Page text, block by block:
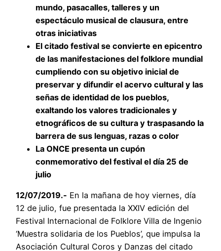
mundo, pasacalles, talleres y un
espectáculo musical de clausura, entre
otras iniciativas
El citado festival se convierte en epicentro
de las manifestaciones del folklore mundial
cumpliendo con su objetivo inicial de
preservar y difundir el acervo cultural y las
señas de identidad de los pueblos,
exaltando los valores tradicionales y
etnográficos de su cultura y traspasando la
barrera de sus lenguas, razas o color
La ONCE presenta un cupón
conmemorativo del festival el día 25 de
julio
12/07/2019.- En la mañana de hoy viernes, día
12 de julio, fue presentada la XXIV edición del
Festival Internacional de Folklore Villa de Ingenio
‘Muestra solidaria de los Pueblos’, que impulsa la
Asociación Cultural Coros y Danzas del citado